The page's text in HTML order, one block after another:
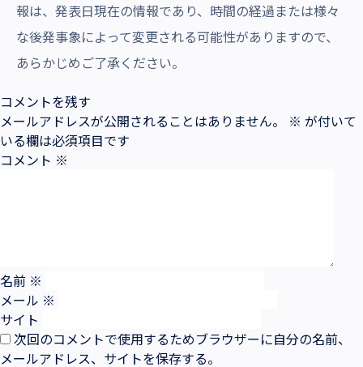
報は、発表日現在の情報であり、時間の経過または様々
な後発事象によって変更される可能性がありますので、
あらかじめご了承ください。
コメントを残す
メールアドレスが公開されることはありません。
※ が付いて
いる欄は必須項目です
コメント ※
名前 ※
メール ※
サイト
次回のコメントで使用するためブラウザーに自分の名前、
メールアドレス、サイトを保存する。